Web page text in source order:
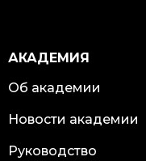
АКАДЕМИЯ
Об академии
Новости академии
Руководство